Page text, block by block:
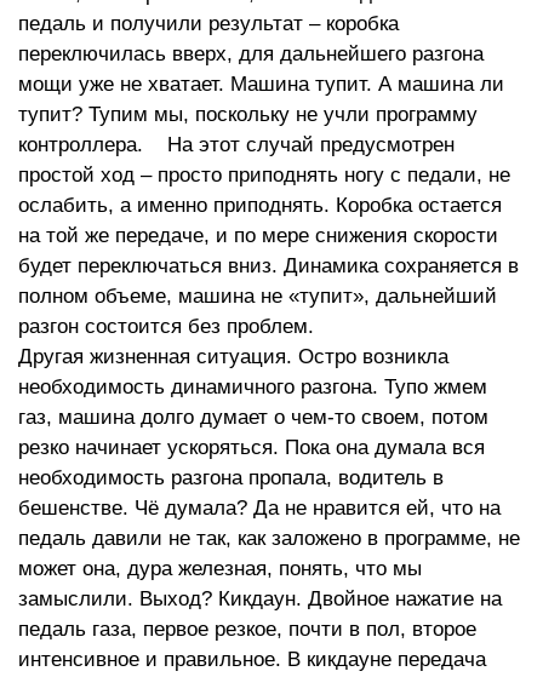
педаль и получили результат – коробка
переключилась вверх, для дальнейшего разгона
мощи уже не хватает. Машина тупит. А машина ли
тупит? Тупим мы, поскольку не учли программу
контроллера. На этот случай предусмотрен
простой ход – просто приподнять ногу с педали, не
ослабить, а именно приподнять. Коробка остается
на той же передаче, и по мере снижения скорости
будет переключаться вниз. Динамика сохраняется в
полном объеме, машина не «тупит», дальнейший
разгон состоится без проблем.
Другая жизненная ситуация. Остро возникла
необходимость динамичного разгона. Тупо жмем
газ, машина долго думает о чем-то своем, потом
резко начинает ускоряться. Пока она думала вся
необходимость разгона пропала, водитель в
бешенстве. Чё думала? Да не нравится ей, что на
педаль давили не так, как заложено в программе, не
может она, дура железная, понять, что мы
замыслили. Выход? Кикдаун. Двойное нажатие на
педаль газа, первое резкое, почти в пол, второе
интенсивное и правильное. В кикдауне передача